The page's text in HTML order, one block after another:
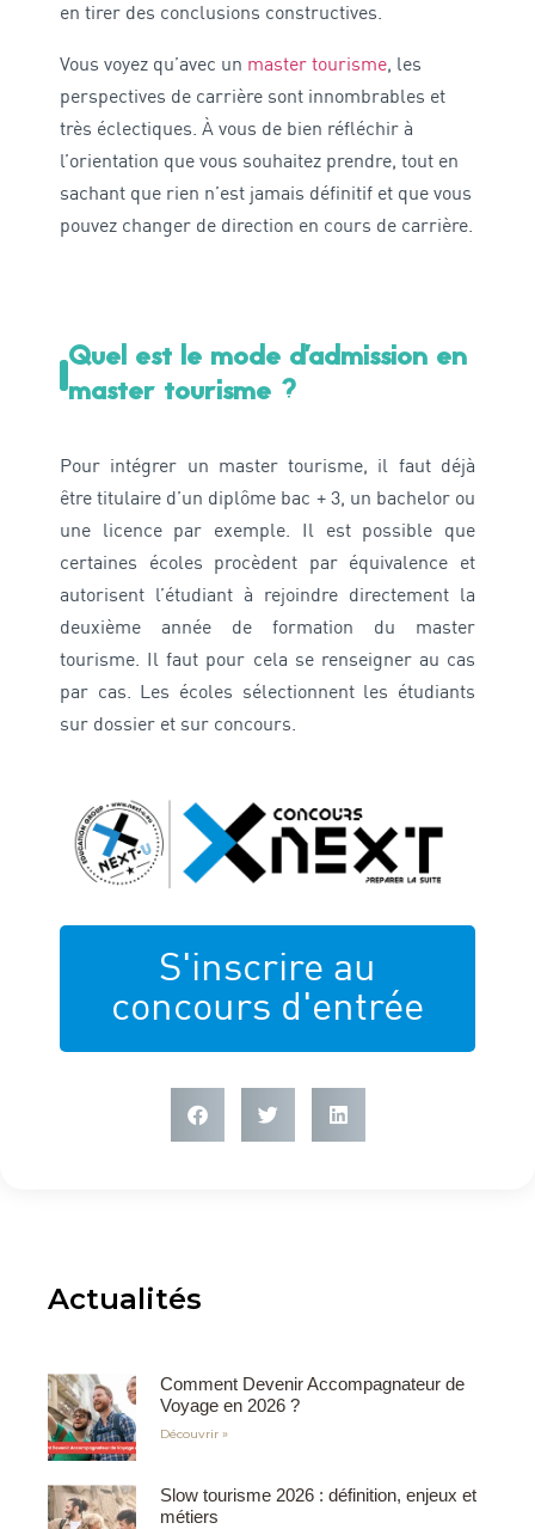
en tirer des conclusions constructives.
Vous voyez qu’avec un master tourisme, les
perspectives de carrière sont innombrables et
très éclectiques. À vous de bien réfléchir à
l’orientation que vous souhaitez prendre, tout en
sachant que rien n’est jamais définitif et que vous
pouvez changer de direction en cours de carrière.
Quel est le mode d'admission en
master tourisme ?
Pour intégrer un master tourisme, il faut déjà
être titulaire d’un diplôme bac + 3, un bachelor ou
une licence par exemple. Il est possible que
certaines écoles procèdent par équivalence et
autorisent l’étudiant à rejoindre directement la
deuxième année de formation du master
tourisme. Il faut pour cela se renseigner au cas
par cas. Les écoles sélectionnent les étudiants
sur dossier et sur concours.
S'inscrire au
concours d'entrée
Actualités
Comment Devenir Accompagnateur de
Voyage en 2026 ?
Découvrir »
Slow tourisme 2026 : définition, enjeux et
métiers